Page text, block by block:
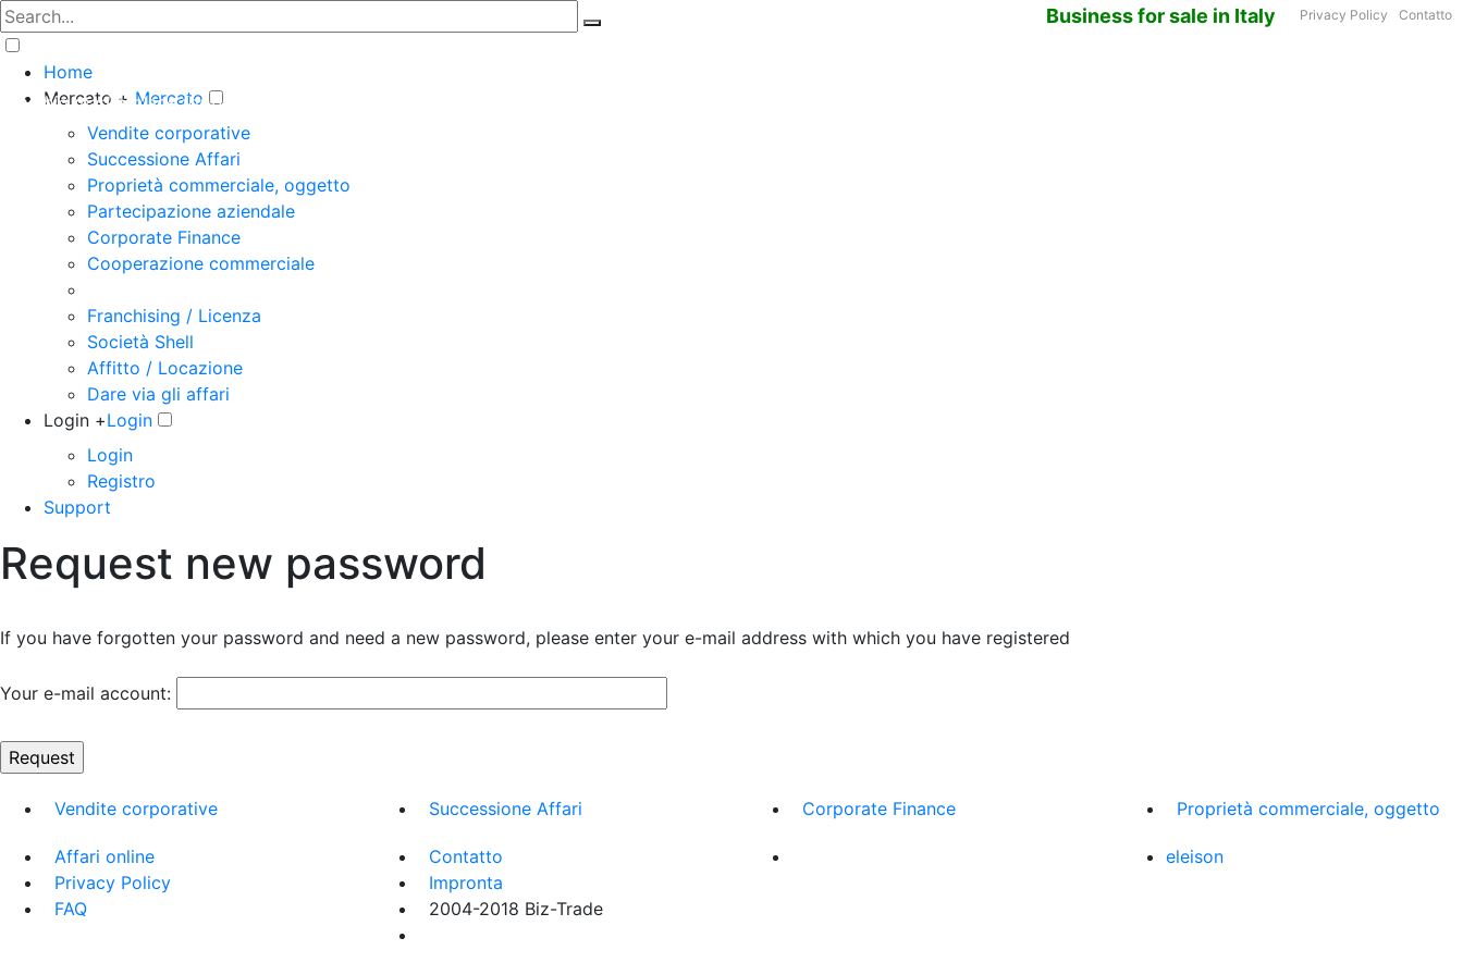
Business for sale in Italy
The big marketplace for business
Privacy Policy Contatto
Home
Mercato + Mercato
Vendite corporative
Successione Affari
Proprietà commerciale, oggetto
Partecipazione aziendale
Corporate Finance
Cooperazione commerciale
Franchising / Licenza
Società Shell
Affitto / Locazione
Dare via gli affari
Login +Login
Login
Registro
Support
Request new password
If you have forgotten your password and need a new password, please enter your e-mail address with which you have registered
Your e-mail account:
Vendite corporative Successione Affari Corporate Finance Proprietà commerciale, oggetto
Affari online
Privacy Policy
FAQ
Contatto
Impronta
2004-2018 Biz-Trade
eleison